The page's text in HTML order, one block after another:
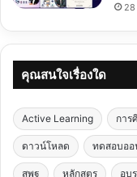
คุณสนใจเรื่องใด
Active Learning การ
ดาวน์โหลด ทดสอบออ
สพฐ หลักสูตร อบ